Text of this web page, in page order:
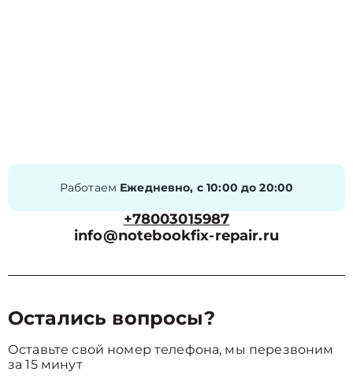
Работаем Ежедневно, с 10:00 до 20:00
+78003015987
info@notebookfix-repair.ru
Остались вопросы?
Оставьте свой номер телефона, мы перезвоним
за 15 минут